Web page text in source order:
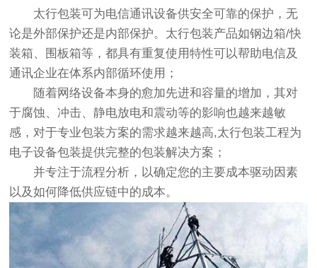
太行包装可为电信通讯设备供安全可靠的保护，无
论是外部保护还是内部保护。太行包装产品如钢边箱/快
装箱、围板箱等，都具有重复使用特性可以帮助电信及
通讯企业在体系内部循环使用；
随着网络设备本身的愈加先进和容量的增加，其对
于腐蚀、冲击、静电放电和震动等的影响也越来越敏
感，对于专业包装方案的需求越来越高,太行包装工程为
电子设备包装提供完整的包装解决方案；
并专注于流程分析，以确定您的主要成本驱动因素
以及如何降低供应链中的成本。